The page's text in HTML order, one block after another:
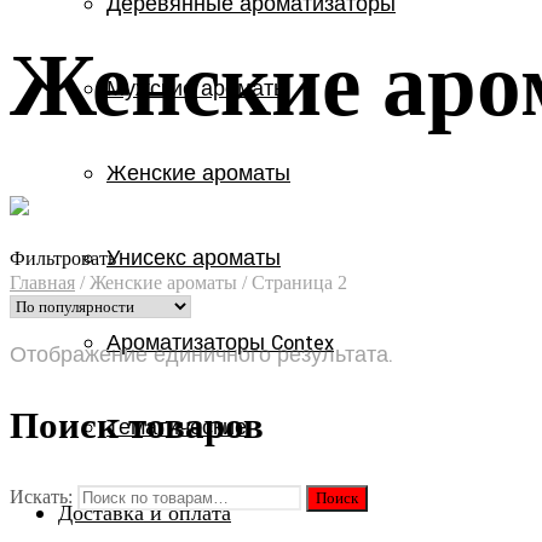
Мужские ароматы
Женские ароматы
Унисекс ароматы
Ароматизаторы Contex
Тематические
Доставка и оплата
Женские
Фильтровать
Главная /Женские ароматы /Страница 2
Отображение единичного результата.
Поиск товаров
Искать: